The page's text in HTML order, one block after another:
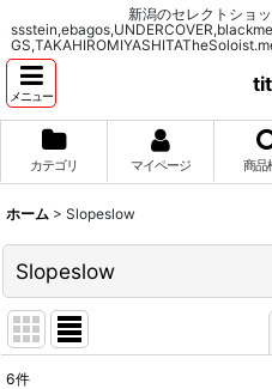
新潟のセレクトショ
メニュー
カテゴリ マイページ 商品
ホーム > Slopeslow
Slopeslow
6件